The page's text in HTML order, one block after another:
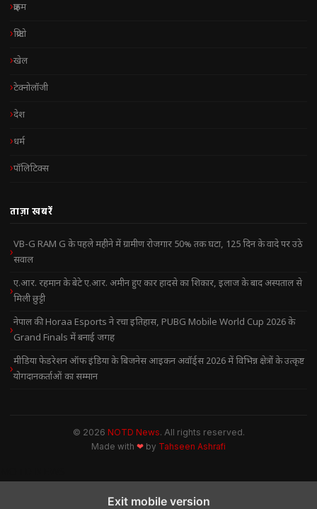
क्राइम
क्रिप्टो
खेल
टेक्नोलॉजी
देश
धर्म
पॉलिटिक्स
ताज़ा खबरें
VB-G RAM G के पहले महीने में ग्रामीण रोजगार 50% तक घटा, 125 दिन के वादे पर उठे
सवाल
ए.आर. रहमान के बेटे ए.आर. अमीन हुए कार हादसे का शिकार, इलाज के बाद अस्पताल से
मिली छुट्टी
नेपाल की Horaa Esports ने रचा इतिहास, PUBG Mobile World Cup 2026 के
Grand Finals में बनाई जगह
मीडिया फेडरेशन ऑफ इंडिया के बिजनेस आइकन अवॉर्ड्स 2026 में विभिन्न क्षेत्रों के उत्कृष्ट
योगदानकर्ताओं का सम्मान
© 2026 NOTD News. All rights reserved.
Made with ❤ by Tahseen Ashrafi
Exit mobile version